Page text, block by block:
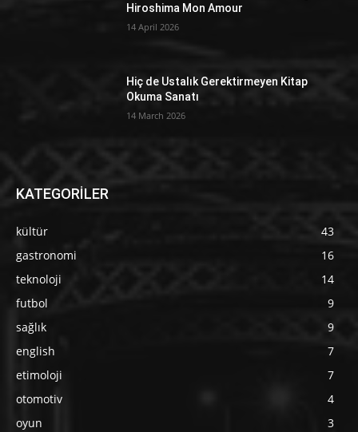
Hiroshima Mon Amour
14 April 2026
Hiç de Ustalık Gerektirmeyen Kitap
Okuma Sanatı
14 March 2026
KATEGORİLER
kültür
43
gastronomi
16
teknoloji
14
futbol
9
sağlık
9
english
7
etimoloji
7
otomotiv
4
oyun
3